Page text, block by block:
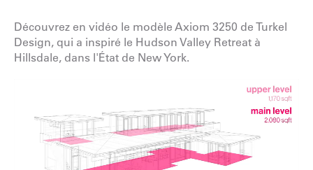
Découvrez en vidéo le modèle Axiom 3250 de Turkel
Design, qui a inspiré le Hudson Valley Retreat à
Hillsdale, dans l'État de New York.